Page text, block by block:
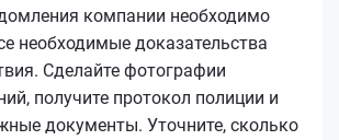
компании необходимо
необходимые доказательства
Сделайте фотографии
получите протокол полиции и
документы. Уточните, сколько